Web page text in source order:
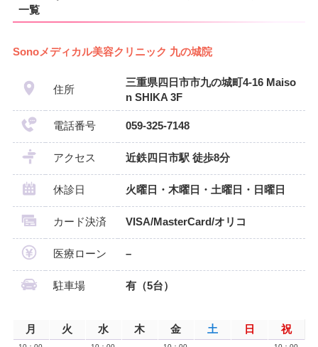
一覧
Sonoメディカル美容クリニック 九の城院
住所
三重県四日市市九の城町4-16 Maiso
n SHIKA 3F
電話番号 059-325-7148
アクセス 近鉄四日市駅 徒歩8分
休診日 火曜日・木曜日・土曜日・日曜日
カード決済 VISA/MasterCard/オリコ
医療ローン –
駐車場 有（5台）
月 火 水 木 金 土 日 祝